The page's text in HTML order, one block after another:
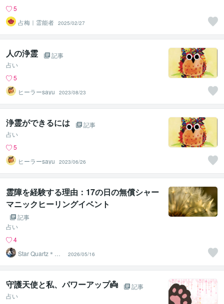
5
占梅｜霊能者 2025/02/27
人の浄霊
記事
占い
5
ヒーラーsayu
2023/08/23
浄霊ができるには
記事
占い
5
ヒーラーsayu
2023/06/26
霊障を経験する理由：17の日の無償シャー
マニックヒーリングイベント
記事
占い
4
Star Quartz＊ス
タークォーツ
2026/05/16
守護天使と私、パワーアップ👼
記事
占い